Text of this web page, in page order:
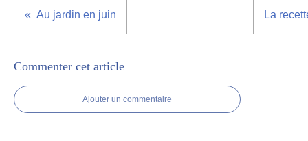
Au jardin en juin La
Commenter cet article
Ajouter un commentaire